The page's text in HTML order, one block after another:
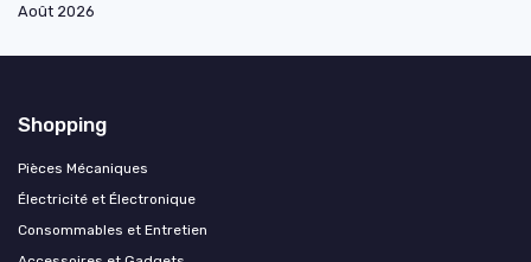
Août 2026
Shopping
Pièces Mécaniques
Électricité et Électronique
Consommables et Entretien